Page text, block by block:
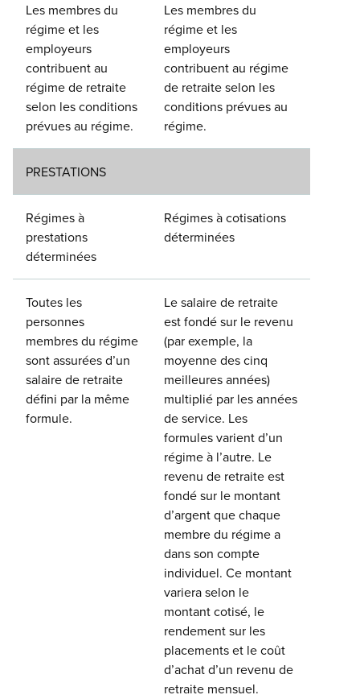
Les membres du
régime et les
employeurs
contribuent au
régime de retraite
selon les conditions
prévues au régime.
Les membres du
régime et les
employeurs
contribuent au régime
de retraite selon les
conditions prévues au
régime.
PRESTATIONS
Régimes à
prestations
déterminées
Régimes à cotisations
déterminées
Toutes les
personnes
membres du régime
sont assurées d’un
salaire de retraite
défini par la même
formule.
Le salaire de retraite
est fondé sur le revenu
(par exemple, la
moyenne des cinq
meilleures années)
multiplié par les années
de service. Les
formules varient d’un
régime à l’autre. Le
revenu de retraite est
fondé sur le montant
d’argent que chaque
membre du régime a
dans son compte
individuel. Ce montant
variera selon le
montant cotisé, le
rendement sur les
placements et le coût
d’achat d’un revenu de
retraite mensuel.